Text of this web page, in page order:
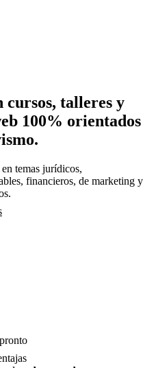
talleres y
100% orientados
temas jurídicos,
financieros, de marketing y
pronto